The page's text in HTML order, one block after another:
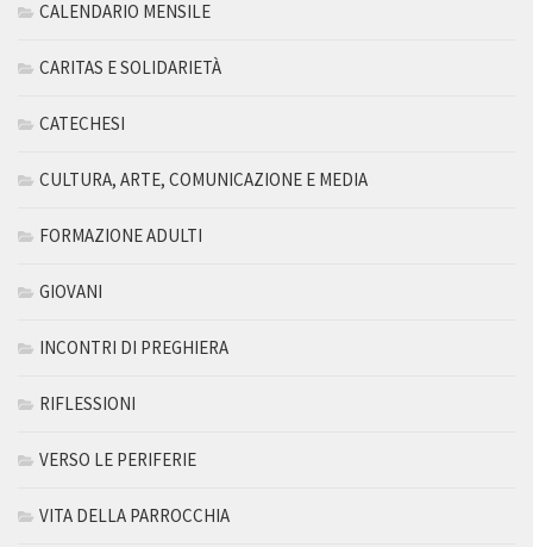
CALENDARIO MENSILE
CARITAS E SOLIDARIETÀ
CATECHESI
CULTURA, ARTE, COMUNICAZIONE E MEDIA
FORMAZIONE ADULTI
GIOVANI
INCONTRI DI PREGHIERA
RIFLESSIONI
VERSO LE PERIFERIE
VITA DELLA PARROCCHIA